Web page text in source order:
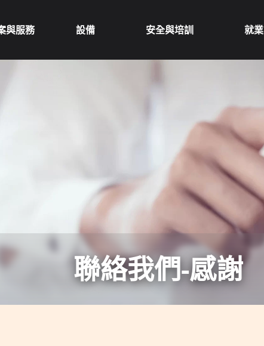
與服務 設備 安全與培訓 就業
聯絡我們-感謝